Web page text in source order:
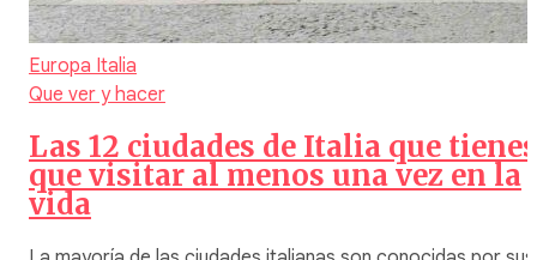
Europa Italia
Que ver y hacer
Las 12 ciudades de Italia que tienes
que visitar al menos una vez en la
vida